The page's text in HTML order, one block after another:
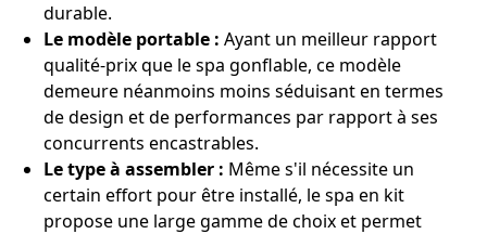
durable.
Le modèle portable : Ayant un meilleur rapport
qualité-prix que le spa gonflable, ce modèle
demeure néanmoins moins séduisant en termes
de design et de performances par rapport à ses
concurrents encastrables.
Le type à assembler : Même s'il nécessite un
certain effort pour être installé, le spa en kit
propose une large gamme de choix et permet